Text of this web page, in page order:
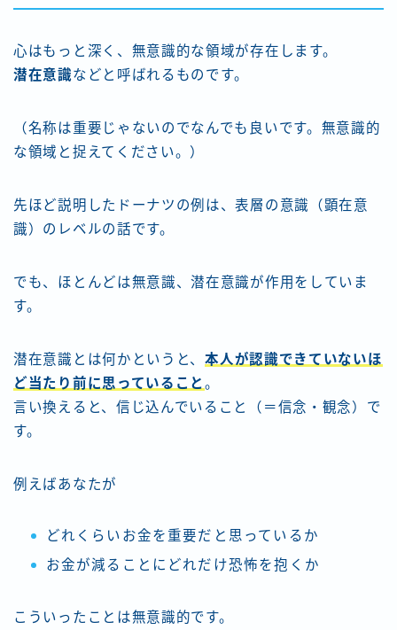
心はもっと深く、無意識的な領域が存在します。
潜在意識などと呼ばれるものです。
（名称は重要じゃないのでなんでも良いです。無意識的
な領域と捉えてください。）
先ほど説明したドーナツの例は、表層の意識（顕在意
識）のレベルの話です。
でも、ほとんどは無意識、潜在意識が作用をしていま
す。
潜在意識とは何かというと、本人が認識できていないほ
ど当たり前に思っていること。
言い換えると、信じ込んでいること（＝信念・観念）で
す。
例えばあなたが
どれくらいお金を重要だと思っているか
お金が減ることにどれだけ恐怖を抱くか
こういったことは無意識的です。